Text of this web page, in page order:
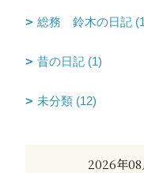
総務 鈴木の日記
昔の日記 (1)
未分類 (12)
2026年08